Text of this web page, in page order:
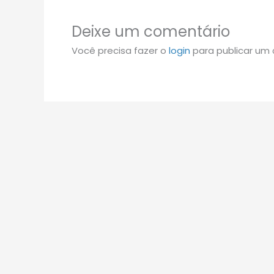
Deixe um comentário
Você precisa fazer o login para publicar um